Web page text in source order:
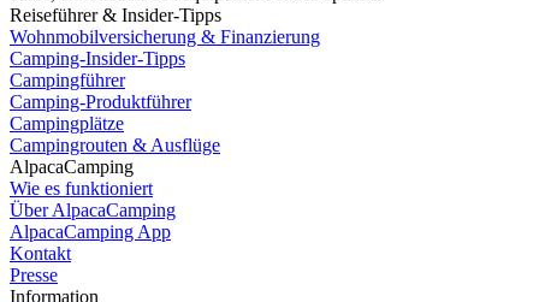
Reiseführer & Insider-Tipps
Wohnmobilversicherung & Finanzierung
Camping-Insider-Tipps
Campingführer
Camping-Produktführer
Campingplätze
Campingrouten & Ausflüge
AlpacaCamping
Wie es funktioniert
Über AlpacaCamping
AlpacaCamping App
Kontakt
Presse
Information